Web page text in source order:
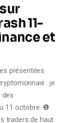
11-
et
présentées
: je
des
11 octobre. ❶
traders de haut